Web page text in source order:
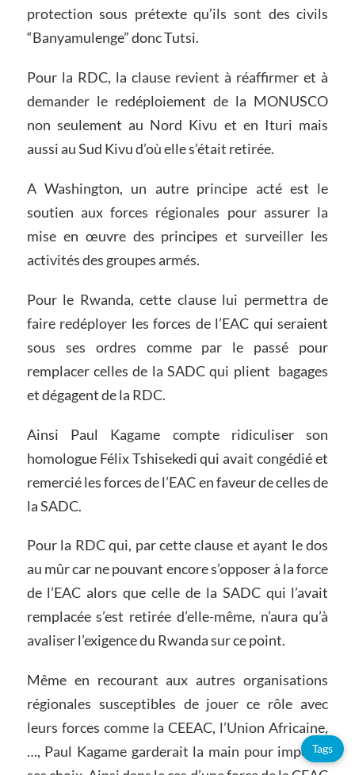
protection sous prétexte qu’ils sont des civils
“Banyamulenge” donc Tutsi.
Pour la RDC, la clause revient à réaffirmer et à
demander le redéploiement de la MONUSCO
non seulement au Nord Kivu et en Ituri mais
aussi au Sud Kivu d’où elle s’était retirée.
A Washington, un autre principe acté est le
soutien aux forces régionales pour assurer la
mise en œuvre des principes et surveiller les
activités des groupes armés.
Pour le Rwanda, cette clause lui permettra de
faire redéployer les forces de l’EAC qui seraient
sous ses ordres comme par le passé pour
remplacer celles de la SADC qui plient bagages
et dégagent de la RDC.
Ainsi Paul Kagame compte ridiculiser son
homologue Félix Tshisekedi qui avait congédié et
remercié les forces de l’EAC en faveur de celles de
la SADC.
Pour la RDC qui, par cette clause et ayant le dos
au mûr car ne pouvant encore s’opposer à la force
de l’EAC alors que celle de la SADC qui l’avait
remplacée s’est retirée d’elle-même, n’aura qu’à
avaliser l’exigence du Rwanda sur ce point.
Même en recourant aux autres organisations
régionales susceptibles de jouer ce rôle avec
leurs forces comme la CEEAC, l’Union Africaine,
…, Paul Kagame garderait la main pour imposer
Tags